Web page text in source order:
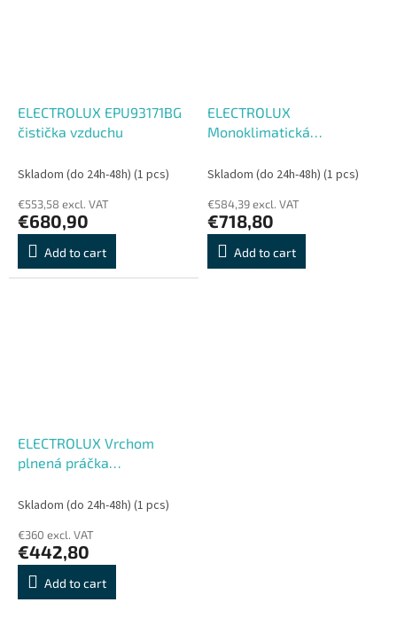
ELECTROLUX EPU93171BG
čistička vzduchu
Skladom (do 24h-48h) (1 pcs)
€553,58 excl. VAT
€680,90
Add to cart
ELECTROLUX
Monoklimatická
Skladom (do 24h-48h) (1 pcs)
€584,39 excl. VAT
€718,80
Add to cart
ELECTROLUX Vrchom
plnená práčka
Skladom (do 24h-48h) (1 pcs)
€360 excl. VAT
€442,80
Add to cart